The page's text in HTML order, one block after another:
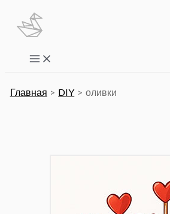
Перейти
содержимому
Main
Menu
Главная DIY оливки